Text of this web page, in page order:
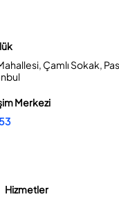
Çamlı Sokak,
Merkezi
Hizmetler